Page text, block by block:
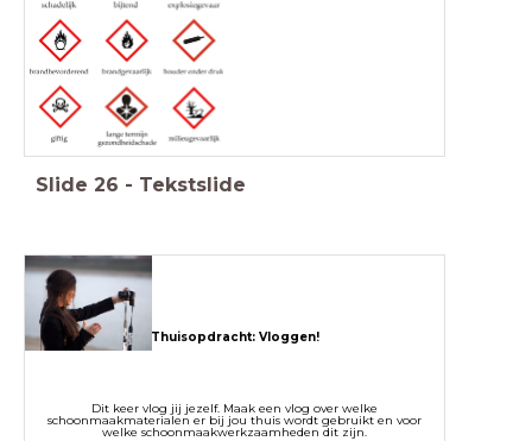
Slide 26 - Tekstslide
Thuisopdracht: Vloggen!
Dit keer vlog jij jezelf. Maak een vlog over welke
schoonmaakmaterialen er bij jou thuis wordt gebruikt en voor
welke schoonmaakwerkzaamheden dit zijn.